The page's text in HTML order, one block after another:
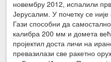
новембру 2012, испалили
Јерусалим. У почетку се
Гази способни да
калибра 200 мм и домета
пројектил доста личи на
превазилази све ракетно